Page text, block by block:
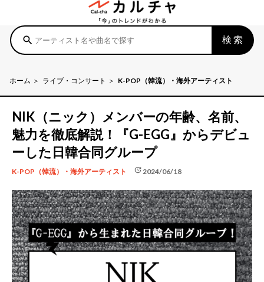
search 検索
ホーム ライブ・コンサート K-POP（韓流）・海外アーティスト
NIK（ニック）メンバーの年齢、名前、
魅力を徹底解説！『G-EGG』からデビュ
ーした日韓合同グループ
K-POP（韓流）・海外アーティスト update 2024/06/18